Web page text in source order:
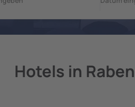
Hotels in